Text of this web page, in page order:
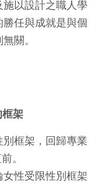
以設計之職人學
任與成就是與個
關。
架
框架，回歸專業
。
性受限性別框架